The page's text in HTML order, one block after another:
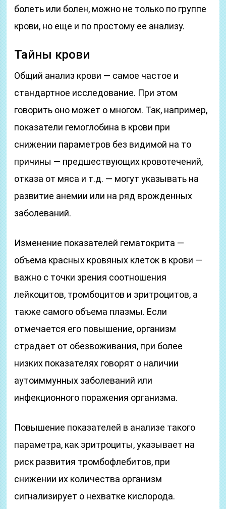
болеть или болен, можно не только по группе
крови, но еще и по простому ее анализу.
Тайны крови
Общий анализ крови — самое частое и
стандартное исследование. При этом
говорить оно может о многом. Так, например,
показатели гемоглобина в крови при
снижении параметров без видимой на то
причины — предшествующих кровотечений,
отказа от мяса и т.д. — могут указывать на
развитие анемии или на ряд врожденных
заболеваний.
Изменение показателей гематокрита —
объема красных кровяных клеток в крови —
важно с точки зрения соотношения
лейкоцитов, тромбоцитов и эритроцитов, а
также самого объема плазмы. Если
отмечается его повышение, организм
страдает от обезвоживания, при более
низких показателях говорят о наличии
аутоиммунных заболеваний или
инфекционного поражения организма.
Повышение показателей в анализе такого
параметра, как эритроциты, указывает на
риск развития тромбофлебитов, при
снижении их количества организм
сигнализирует о нехватке кислорода.